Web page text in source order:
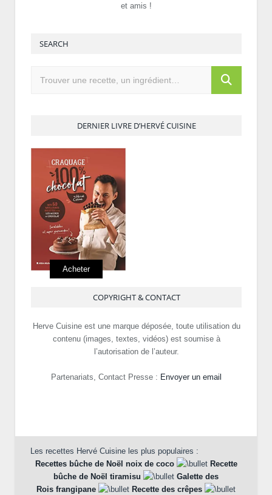
et amis !
SEARCH
DERNIER LIVRE D’HERVÉ CUISINE
Acheter
COPYRIGHT & CONTACT
Herve Cuisine est une marque déposée, toute utilisation du
contenu (images, textes, vidéos) est soumise à
l’autorisation de l’auteur.
Partenariats, Contact Presse : Envoyer un email
Les recettes Hervé Cuisine les plus populaires :
Recettes bûche de Noël noix de coco
Recette
bûche de Noël tiramisu
Galette des
Rois frangipane
Recette des crêpes